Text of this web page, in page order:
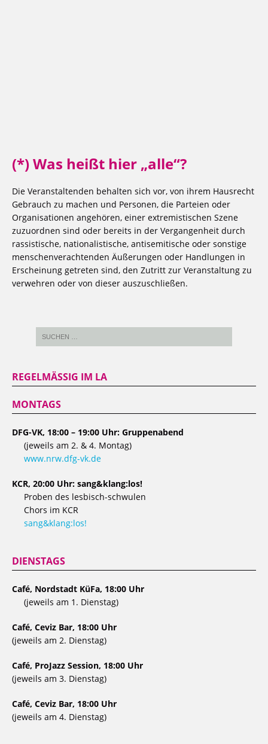
(*) Was heißt hier „alle“?
Die Veranstaltenden behalten sich vor, von ihrem Hausrecht
Gebrauch zu machen und Personen, die Parteien oder
Organisationen angehören, einer extremistischen Szene
zuzuordnen sind oder bereits in der Vergangenheit durch
rassistische, nationalistische, antisemitische oder sonstige
menschenverachtenden Äußerungen oder Handlungen in
Erscheinung getreten sind, den Zutritt zur Veranstaltung zu
verwehren oder von dieser auszuschließen.
REGELMÄSSIG IM LA
MONTAGS
DFG-VK, 18:00 – 19:00 Uhr: Gruppenabend
(jeweils am 2. & 4. Montag)
www.nrw.dfg-vk.de
KCR, 20:00 Uhr: sang&klang:los!
Proben des lesbisch-schwulen
Chors im KCR
sang&klang:los!
DIENSTAGS
Café, Nordstadt KüFa, 18:00 Uhr
(jeweils am 1. Dienstag)
Café, Ceviz Bar, 18:00 Uhr
(jeweils am 2. Dienstag)
Café, ProJazz Session, 18:00 Uhr
(jeweils am 3. Dienstag)
Café, Ceviz Bar, 18:00 Uhr
(jeweils am 4. Dienstag)